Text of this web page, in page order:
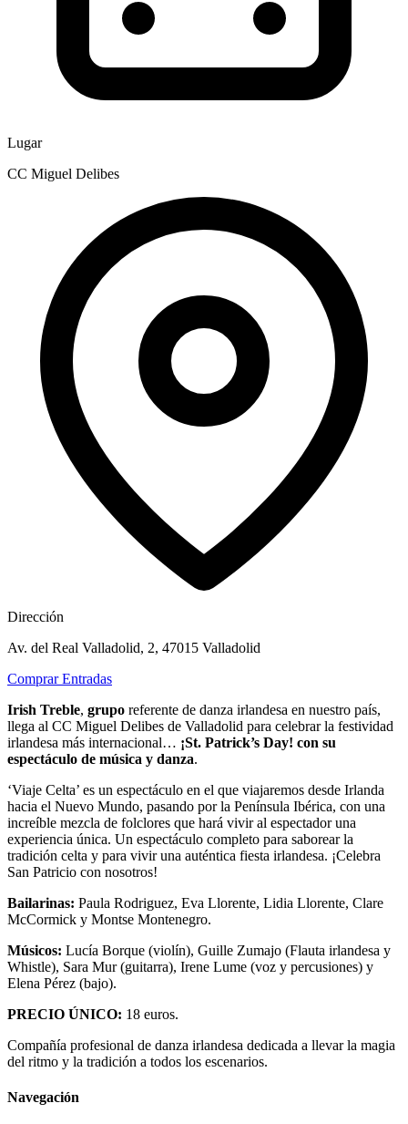
Lugar
CC Miguel Delibes
Dirección
Av. del Real Valladolid, 2, 47015 Valladolid
Comprar Entradas
Irish Treble, grupo referente de danza irlandesa en nuestro país,
llega al CC Miguel Delibes de Valladolid para celebrar la festividad
irlandesa más internacional… ¡St. Patrick’s Day! con su
espectáculo de música y danza.
‘Viaje Celta’ es un espectáculo en el que viajaremos desde Irlanda
hacia el Nuevo Mundo, pasando por la Península Ibérica, con una
increíble mezcla de folclores que hará vivir al espectador una
experiencia única. Un espectáculo completo para saborear la
tradición celta y para vivir una auténtica fiesta irlandesa. ¡Celebra
San Patricio con nosotros!
Bailarinas: Paula Rodriguez, Eva Llorente, Lidia Llorente, Clare
McCormick y Montse Montenegro.
Músicos: Lucía Borque (violín), Guille Zumajo (Flauta irlandesa y
Whistle), Sara Mur (guitarra), Irene Lume (voz y percusiones) y
Elena Pérez (bajo).
PRECIO ÚNICO: 18 euros.
Compañía profesional de danza irlandesa dedicada a llevar la magia
del ritmo y la tradición a todos los escenarios.
Navegación